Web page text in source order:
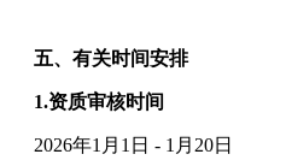
五、有关时间安排
1.资质审核时间
2026年1月1日 - 1月20日